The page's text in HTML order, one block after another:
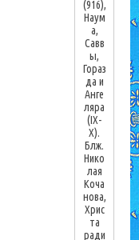
(916),
Наум
а,
Савв
ы,
Гораз
да и
Анге
ляра
(IX-
X).
Блж.
Нико
лая
Коча
нова,
Хрис
та
ради